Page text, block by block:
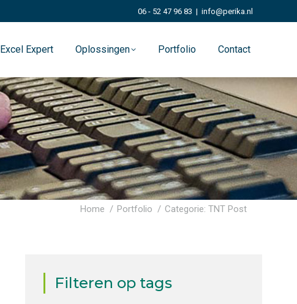
06 - 52 47 96 83 | info@perika.nl
Excel Expert Oplossingen Portfolio Contact
Je bent hier:
Home Portfolio Categorie: TNT Post
Filteren op tags